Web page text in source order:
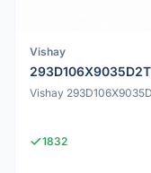
Vishay
Vishay
1832